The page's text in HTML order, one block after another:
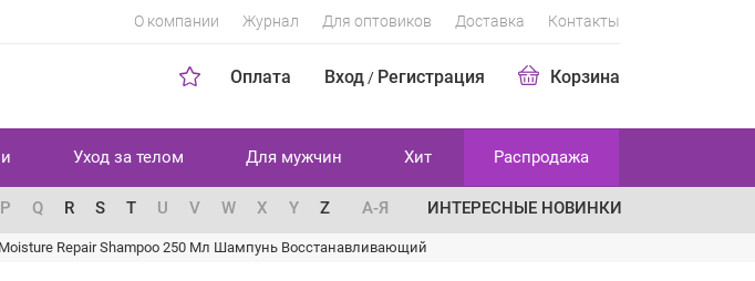
О компании Журнал Для оптовиков Доставка Контакты
Оплата Вход / Регистрация Корзина
Уход за телом Для мужчин Хит Распродажа
P Q R S T U V W X Y Z А-Я ИНТЕРЕСНЫЕ НОВИНКИ
Repair Shampoo 250 Мл Шампунь Восстанавливающий